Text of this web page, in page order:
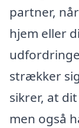
partner,
hjem eller
strækker
sikrer, at
men også